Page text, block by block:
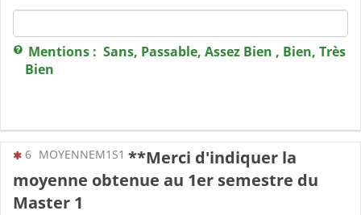
Mentions : Sans, Passable, Assez Bien , Bien, Très
Bien
(Cette question est obligatoire)
6 MOYENNEM1S1 **Merci d'indiquer la
moyenne obtenue au 1er semestre du
Master 1